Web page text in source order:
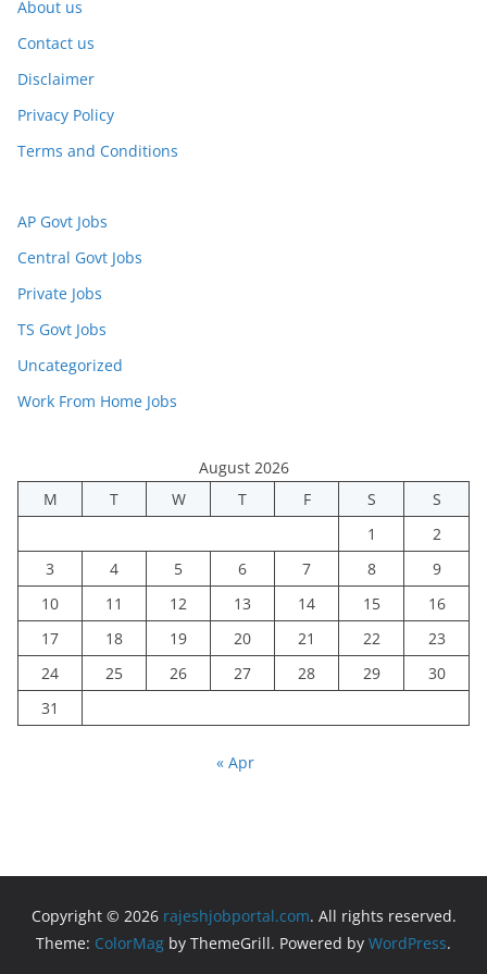
About us
Contact us
Disclaimer
Privacy Policy
Terms and Conditions
AP Govt Jobs
Central Govt Jobs
Private Jobs
TS Govt Jobs
Uncategorized
Work From Home Jobs
August 2026
M
T W T F S
S
1
2
3
4 5 6 7 8
9
10
11 12 13 14 15
16
17
18 19 20 21 22
23
24
25 26 27 28 29
30
31
« Apr
Copyright © 2026 rajeshjobportal.com. All rights reserved.
Theme: ColorMag by ThemeGrill. Powered by WordPress.